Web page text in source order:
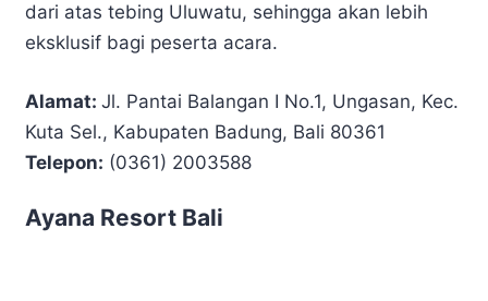
dari atas tebing Uluwatu, sehingga akan lebih
eksklusif bagi peserta acara.
Alamat: Jl. Pantai Balangan I No.1, Ungasan, Kec.
Kuta Sel., Kabupaten Badung, Bali 80361
Telepon: (0361) 2003588
Ayana Resort Bali